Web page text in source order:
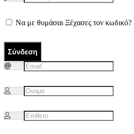
Να με θυμάσαι Ξέχασες τον κωδικό?
Σύνδεση